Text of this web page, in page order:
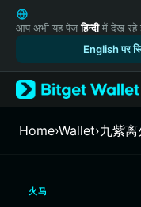
English
日本語
Русский
Español (Latinoamérica)
Türkçe
Italiano
繁體中文
आप अभी यह पेजहिन्दीमें देख रहे
English पर
Home›Wallet›九紫离
火马